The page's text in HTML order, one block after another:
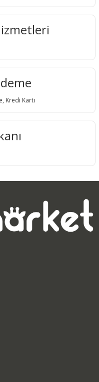
Kredi Kartı